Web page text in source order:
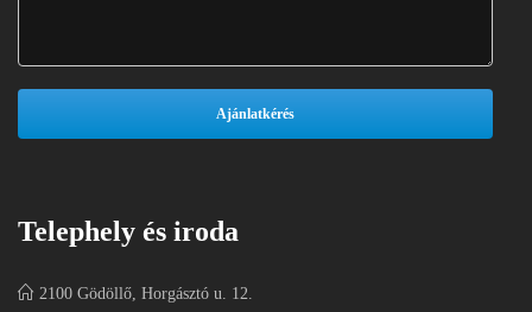
Telephely és iroda
2100 Gödöllő, Horgásztó u. 12.